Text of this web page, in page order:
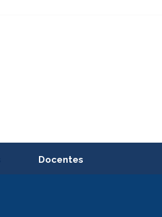
Docentes